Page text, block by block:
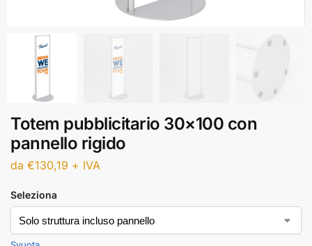
Totem pubblicitario 30×100 con
pannello rigido
da €130,19 + IVA
Seleziona